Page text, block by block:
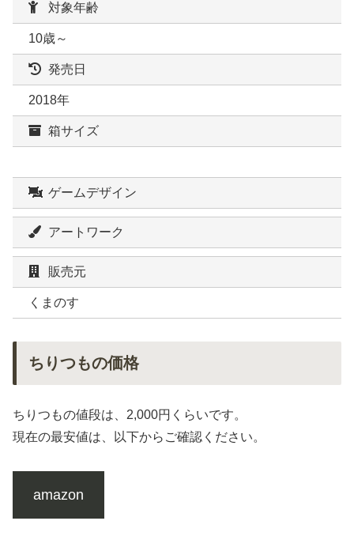
対象年齢
10歳～
発売日
2018年
箱サイズ
ゲームデザイン
アートワーク
販売元
くまのす
ちりつもの価格
ちりつもの値段は、2,000円くらいです。
現在の最安値は、以下からご確認ください。
amazon